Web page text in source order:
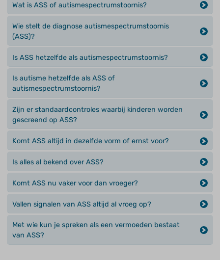
Wat is ASS of autismespectrumstoornis?
Wie stelt de diagnose autismespectrumstoornis
(ASS)?
Is ASS hetzelfde als autismespectrumstoornis?
Is autisme hetzelfde als ASS of
autismespectrumstoornis?
Zijn er standaardcontroles waarbij kinderen worden
gescreend op ASS?
Komt ASS altijd in dezelfde vorm of ernst voor?
Is alles al bekend over ASS?
Komt ASS nu vaker voor dan vroeger?
Vallen signalen van ASS altijd al vroeg op?
Met wie kun je spreken als een vermoeden bestaat
van ASS?